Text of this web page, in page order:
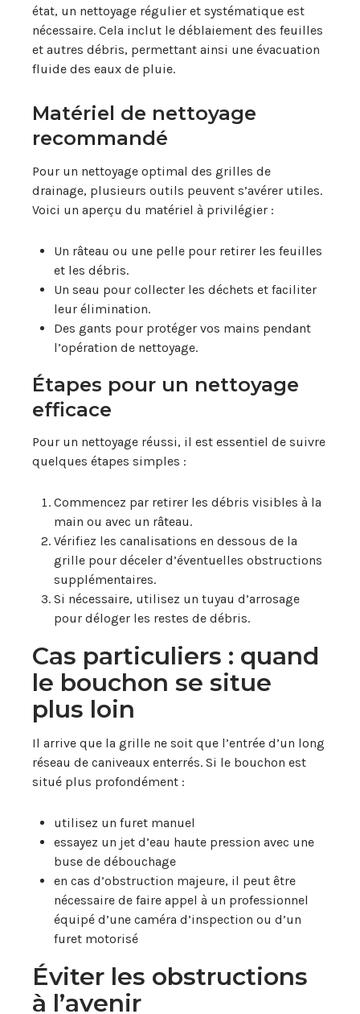
état, un nettoyage régulier et systématique est
nécessaire. Cela inclut le déblaiement des feuilles
et autres débris, permettant ainsi une évacuation
fluide des eaux de pluie.
Matériel de nettoyage
recommandé
Pour un nettoyage optimal des grilles de
drainage, plusieurs outils peuvent s’avérer utiles.
Voici un aperçu du matériel à privilégier :
Un râteau ou une pelle pour retirer les feuilles
et les débris.
Un seau pour collecter les déchets et faciliter
leur élimination.
Des gants pour protéger vos mains pendant
l’opération de nettoyage.
Étapes pour un nettoyage
efficace
Pour un nettoyage réussi, il est essentiel de suivre
quelques étapes simples :
Commencez par retirer les débris visibles à la
main ou avec un râteau.
Vérifiez les canalisations en dessous de la
grille pour déceler d’éventuelles obstructions
supplémentaires.
Si nécessaire, utilisez un tuyau d’arrosage
pour déloger les restes de débris.
Cas particuliers : quand
le bouchon se situe
plus loin
Il arrive que la grille ne soit que l’entrée d’un long
réseau de caniveaux enterrés. Si le bouchon est
situé plus profondément :
utilisez un furet manuel
essayez un jet d’eau haute pression avec une
buse de débouchage
en cas d’obstruction majeure, il peut être
nécessaire de faire appel à un professionnel
équipé d’une caméra d’inspection ou d’un
furet motorisé
Éviter les obstructions
à l’avenir